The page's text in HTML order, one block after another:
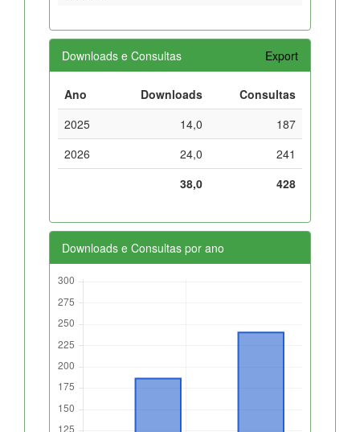
Downloads e Consultas Export
Ano Downloads
Consultas
2025
14,0
187
2026
24,0
241
38,0
428
Downloads e Consultas por ano